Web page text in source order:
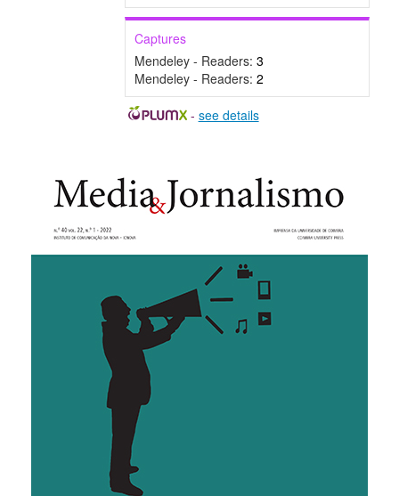
Captures
Mendeley - Readers: 3
Mendeley - Readers: 2
- see details